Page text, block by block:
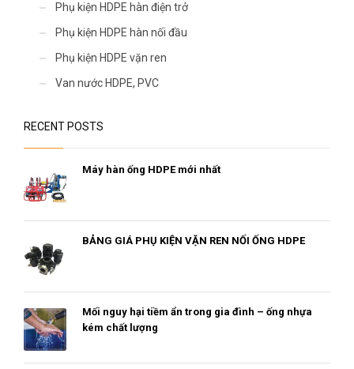
Phụ kiện HDPE hàn điện trở
Phụ kiện HDPE hàn nối đầu
Phụ kiện HDPE vặn ren
Van nước HDPE, PVC
RECENT POSTS
Máy hàn ống HDPE mới nhất
BẢNG GIÁ PHỤ KIỆN VẶN REN NỐI ỐNG HDPE
Mối nguy hại tiềm ẩn trong gia đình – ống nhựa
kém chất lượng